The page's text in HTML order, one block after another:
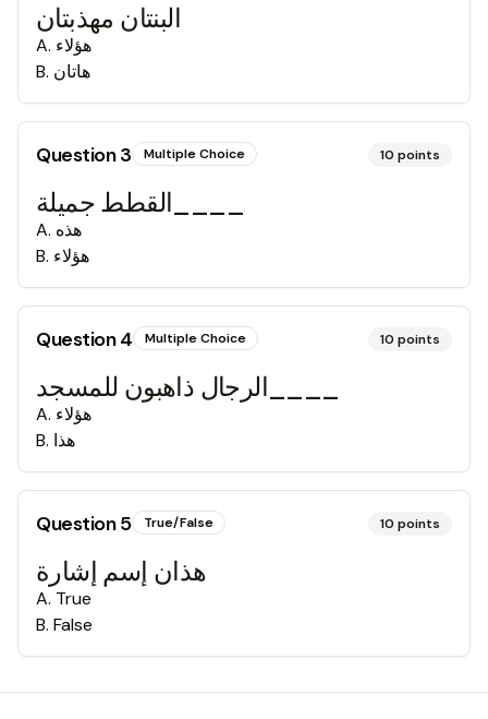
البنتان مهذبتان
A. هؤلاء
B. هاتان
Question3 Multiple Choice 10 points
A. هذه
B. هؤلاء
Question4 Multiple Choice 10 points
A. هؤلاء
B. هذا
Question5 True/False 10 points
هذان إسم إشارة
A. True
B. False